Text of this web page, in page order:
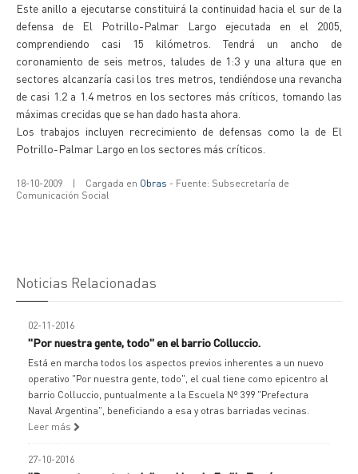
Este anillo a ejecutarse constituirá la continuidad hacia el sur de la
defensa de El Potrillo-Palmar Largo ejecutada en el 2005,
comprendiendo casi 15 kilómetros. Tendrá un ancho de
coronamiento de seis metros, taludes de 1:3 y una altura que en
sectores alcanzaría casi los tres metros, tendiéndose una revancha
de casi 1.2 a 1.4 metros en los sectores más críticos, tomando las
máximas crecidas que se han dado hasta ahora.
Los trabajos incluyen recrecimiento de defensas como la de El
Potrillo-Palmar Largo en los sectores más críticos.
18-10-2009 | Cargada en Obras - Fuente: Subsecretaría de
Comunicación Social
Noticias Relacionadas
02-11-2016
"Por nuestra gente, todo" en el barrio Colluccio.
Está en marcha todos los aspectos previos inherentes a un nuevo
operativo "Por nuestra gente, todo", el cual tiene como epicentro al
barrio Colluccio, puntualmente a la Escuela Nº 399 "Prefectura
Naval Argentina", beneficiando a esa y otras barriadas vecinas.
Leer más
27-10-2016